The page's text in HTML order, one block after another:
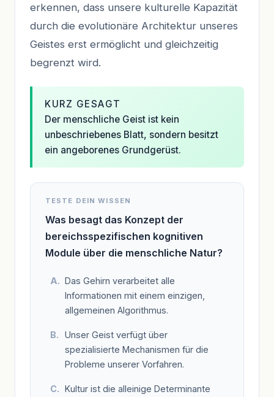
erkennen, dass unsere kulturelle Kapazität
durch die evolutionäre Architektur unseres
Geistes erst ermöglicht und gleichzeitig
begrenzt wird.
KURZ GESAGT
Der menschliche Geist ist kein
unbeschriebenes Blatt, sondern besitzt
ein angeborenes Grundgerüst.
TESTE DEIN WISSEN
Was besagt das Konzept der
bereichsspezifischen kognitiven
Module über die menschliche Natur?
Das Gehirn verarbeitet alle
Informationen mit einem einzigen,
allgemeinen Algorithmus.
Unser Geist verfügt über
spezialisierte Mechanismen für die
Probleme unserer Vorfahren.
Kultur ist die alleinige Determinante